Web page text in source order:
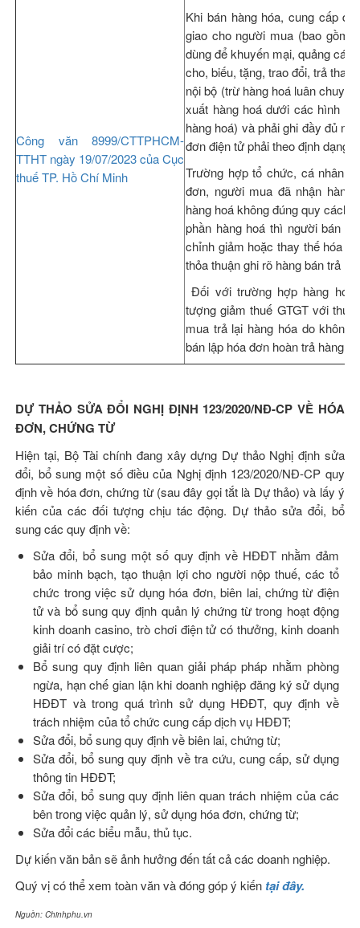
Công văn 8999/CTTPHCM-
TTHT ngày 19/07/2023 của Cục
thuế TP. Hồ Chí Minh
Khi bán hàng hóa, cung cấp
giao cho người mua (bao gồm
dùng để khuyến mại, quảng
cho, biếu, tặng, trao đổi, trả
nội bộ (trừ hàng hoá luân
xuất hàng hoá dưới các hình
hàng hoá) và phải ghi đầy đủ
đơn điện tử phải theo định dạng
Trường hợp tổ chức, cá nhân
đơn, người mua đã nhận
hàng hoá không đúng quy
phần hàng hoá thì người bán
chỉnh giảm hoặc thay thế hóa
thỏa thuận ghi rõ hàng bán trả lại.
Đối với trường hợp hàng hóa
tượng giảm thuế GTGT với
mua trả lại hàng hóa do
bán lập hóa đơn hoàn trả hàng
DỰ THẢO SỬA ĐỔI NGHỊ ĐỊNH 123/2020/NĐ-CP VỀ HÓA
ĐƠN, CHỨNG TỪ
Hiện tại, Bộ Tài chính đang xây dựng Dự thảo Nghị định sửa
đổi, bổ sung một số điều của Nghị định 123/2020/NĐ-CP quy
định về hóa đơn, chứng từ (sau đây gọi tắt là Dự thảo) và lấy ý
kiến của các đối tượng chịu tác động. Dự thảo sửa đổi, bổ
sung các quy định về:
Sửa đổi, bổ sung một số quy định về HĐĐT nhằm đảm
bảo minh bạch, tạo thuận lợi cho người nộp thuế, các tổ
chức trong việc sử dụng hóa đơn, biên lai, chứng từ điện
tử và bổ sung quy định quản lý chứng từ trong hoạt động
kinh doanh casino, trò chơi điện tử có thưởng, kinh doanh
giải trí có đặt cược;
Bổ sung quy định liên quan giải pháp pháp nhằm phòng
ngừa, hạn chế gian lận khi doanh nghiệp đăng ký sử dụng
HĐĐT và trong quá trình sử dụng HĐĐT, quy định về
trách nhiệm của tổ chức cung cấp dịch vụ HĐĐT;
Sửa đổi, bổ sung quy định về biên lai, chứng từ;
Sửa đổi, bổ sung quy định về tra cứu, cung cấp, sử dụng
thông tin HĐĐT;
Sửa đổi, bổ sung quy định liên quan trách nhiệm của các
bên trong việc quản lý, sử dụng hóa đơn, chứng từ;
Sửa đổi các biểu mẫu, thủ tục.
Dự kiến văn bản sẽ ảnh hưởng đến tất cả các doanh nghiệp.
Quý vị có thể xem toàn văn và đóng góp ý kiến tại đây.
Nguồn: Chinhphu.vn